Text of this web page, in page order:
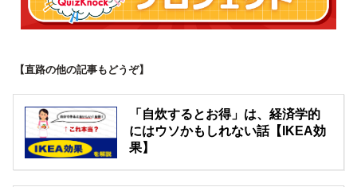
【直路の他の記事もどうぞ】
「自炊するとお得」は、経済学的
にはウソかもしれない話【IKEA効
果】